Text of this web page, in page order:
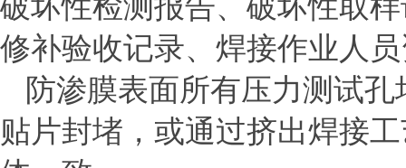
修补验收记录、焊接作业人
防渗膜表面所有压力测试
贴片封堵，或通过挤出焊接